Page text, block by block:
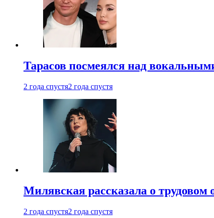
Тарасов посмеялся над
2 года спустя2 года спустя
Милявская рассказала о трудовом
2 года спустя2 года спустя